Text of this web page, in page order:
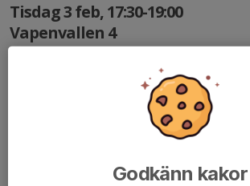
Tisdag 3 feb, 17:30-19:00
Vapenvallen 4
Vinterträning på 7-mannaplanen vid
Medtag vanliga gympaskor (första 30
fotbollsskor, benskydd, vattenflaska
Godkänn kakor